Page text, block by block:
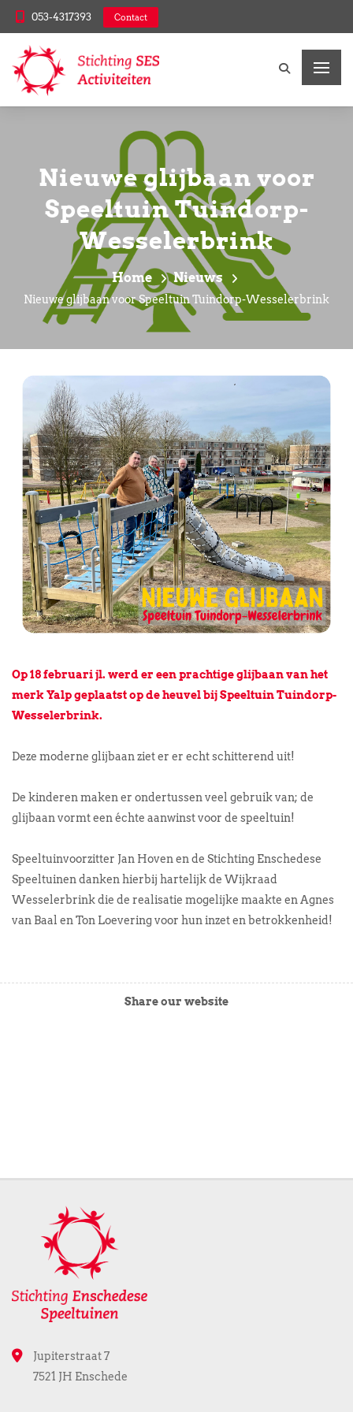
053-4317393 Contact
Nieuwe glijbaan voor
Speeltuin Tuindorp-
Wesselerbrink
Home Nieuws
Nieuwe glijbaan voor Speeltuin Tuindorp-Wesselerbrink
Op 18 februari jl. werd er een prachtige glijbaan van het
merk Yalp geplaatst op de heuvel bij Speeltuin Tuindorp-
Wesselerbrink.
Deze moderne glijbaan ziet er er echt schitterend uit!
De kinderen maken er ondertussen veel gebruik van; de
glijbaan vormt een échte aanwinst voor de speeltuin!
Speeltuinvoorzitter Jan Hoven en de Stichting Enschedese
Speeltuinen danken hierbij hartelijk de Wijkraad
Wesselerbrink die de realisatie mogelijke maakte en Agnes
van Baal en Ton Loevering voor hun inzet en betrokkenheid!
Share our website
Jupiterstraat 7
7521 JH Enschede